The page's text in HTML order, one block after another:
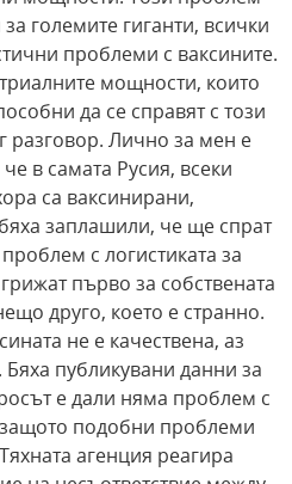
големите гиганти, всички
проблеми с ваксините.
мощности, които
да се справят с този
разговор. Лично за мен е
в самата Русия, всеки
са ваксинирани,
заплашили, че ще спрат
с логистиката за
първо за собствената
друго, което е странно.
не е качествена, аз
публикувани данни за
е дали няма проблем с
защото подобни проблеми
агенция реагира